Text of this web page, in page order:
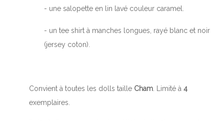
- une salopette en lin lavé couleur caramel.
- un tee shirt à manches longues, rayé blanc et noir
(jersey coton).
Convient à toutes les dolls taille Cham . Limité à 4
exemplaires.